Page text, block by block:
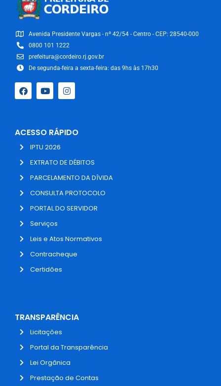
Avenida Presidente Vargas - nº 42/54 - Centro - CEP: 28540-000
0800 101 1222
prefeitura@cordeiro.rj.gov.br
De segunda-feira a sexta-feira: das 9hs às 17h30
ACESSO RÁPIDO
IPTU 2026
EXTRATO DE DÉBITOS
PARCELAMENTO DA DÍVIDA
CONSULTA PROTOCOLO
PORTAL DO SERVIDOR
Serviços
Leis e Atos Normativos
Contracheque
Certidões
TRANSPARÊNCIA
Licitações
Portal da Transparência
Lei Orgânica
Prestação de Contas